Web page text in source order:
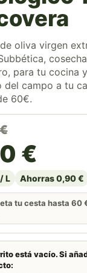
oliva virgen
para tu cocina
del campo a tu
60€.
€
L Ahorras 0,90 €
tu cesta hasta 60
está vacío. Si